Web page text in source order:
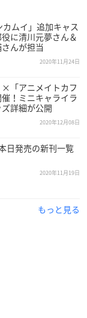
ムイ」追加キャス
に清川元夢さん＆
んが担当
2020年11月24日
×「アニメイトカフ
！ミニキャライラ
詳細が公開
2020年12月08日
日発売の新刊一覧
2020年11月19日
もっと見る